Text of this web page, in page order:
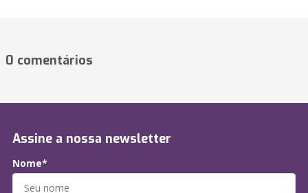
0 comentários
Assine a nossa newsletter
Nome*